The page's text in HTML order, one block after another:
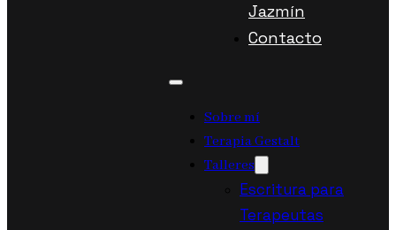
Jazmín
Contacto
Sobre mí
Terapia Gestalt
Talleres
Escritura para
Terapeutas